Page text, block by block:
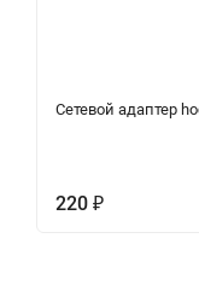
Сетевой адаптер
220 ₽